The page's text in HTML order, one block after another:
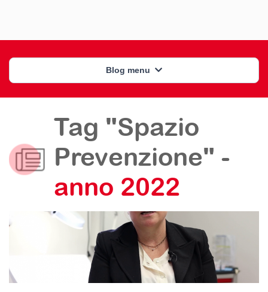
Blog menu
Tag "Spazio
Prevenzione" -
anno 2022